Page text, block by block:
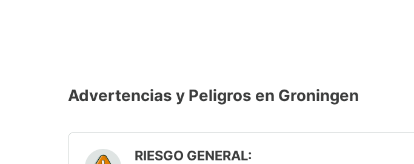
Advertencias y Peligros en Groningen
RIESGO GENERAL: